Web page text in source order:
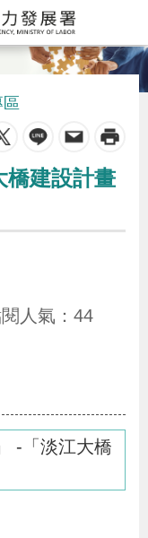
橋建設計畫
人氣：44
-「淡江大橋